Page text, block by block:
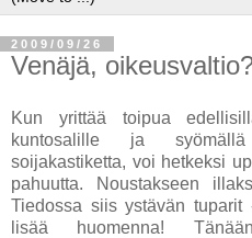
2009/09/26
Venäjä,
Kun yrittää toipua
kuntosalille ja syömällä
soijakastiketta, voi hetkeksi
pahuutta. Noustakseen
Tiedossa siis ystävän
lisää huomenna!